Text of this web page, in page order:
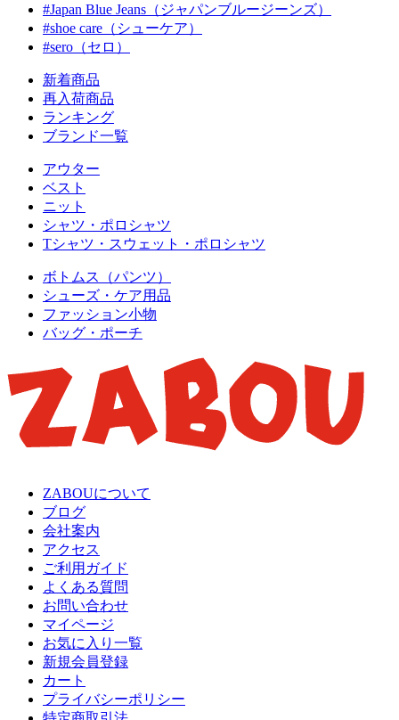
#Japan Blue Jeans（ジャパンブルージーンズ）
#shoe care（シューケア）
#sero（セロ）
新着商品
再入荷商品
ランキング
ブランド一覧
アウター
ベスト
ニット
シャツ・ポロシャツ
Tシャツ・スウェット・ポロシャツ
ボトムス（パンツ）
シューズ・ケア用品
ファッション小物
バッグ・ポーチ
ZABOUについて
ブログ
会社案内
アクセス
ご利用ガイド
よくある質問
お問い合わせ
マイページ
お気に入り一覧
新規会員登録
カート
プライバシーポリシー